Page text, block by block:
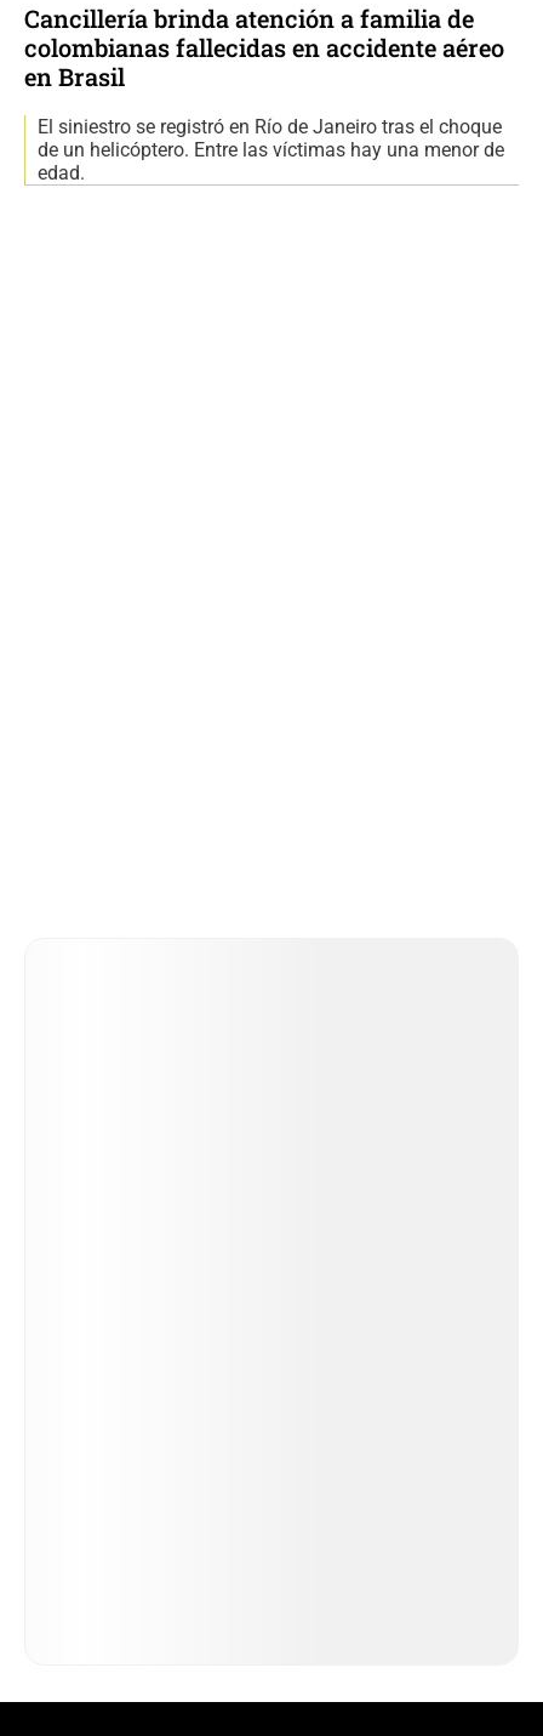
Cancillería brinda atención a familia de
colombianas fallecidas en accidente aéreo
en Brasil
El siniestro se registró en Río de Janeiro tras el choque
de un helicóptero. Entre las víctimas hay una menor de
edad.